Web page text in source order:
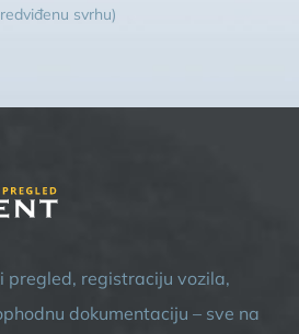
svrhu)
pregled, registraciju vozila,
dokumentaciju – sve na